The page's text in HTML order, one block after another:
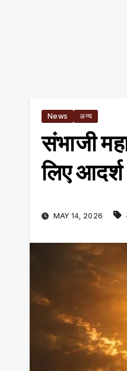
News अन्य
संभाजी
लिए आदर्श
MAY 14, 2026